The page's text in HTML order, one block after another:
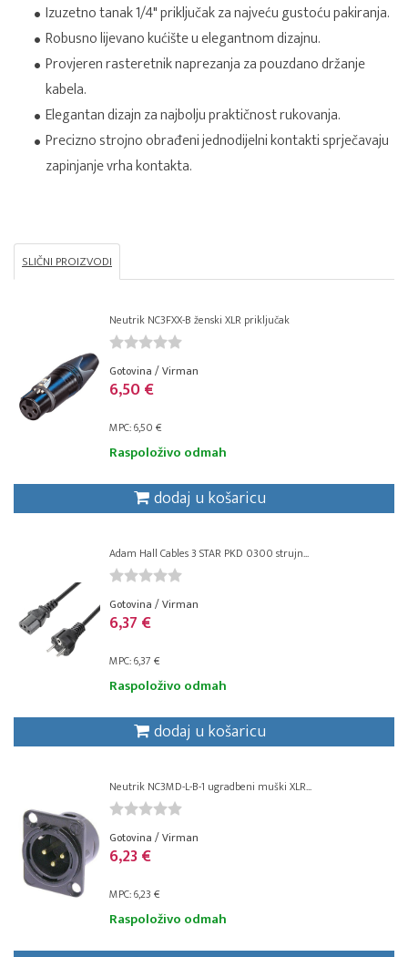
Izuzetno tanak 1/4" priključak za najveću gustoću pakiranja.
Robusno lijevano kućište u elegantnom dizajnu.
Provjeren rasteretnik naprezanja za pouzdano držanje
kabela.
Elegantan dizajn za najbolju praktičnost rukovanja.
Precizno strojno obrađeni jednodijelni kontakti sprječavaju
zapinjanje vrha kontakta.
SLIČNI PROIZVODI
Neutrik NC3FXX-B ženski XLR priključak
Gotovina / Virman
6,50 €
MPC: 6,50 €
Raspoloživo odmah
dodaj u košaricu
Adam Hall Cables 3 STAR PKD 0300 strujn...
Gotovina / Virman
6,37 €
MPC: 6,37 €
Raspoloživo odmah
dodaj u košaricu
Neutrik NC3MD-L-B-1 ugradbeni muški XLR...
Gotovina / Virman
6,23 €
MPC: 6,23 €
Raspoloživo odmah